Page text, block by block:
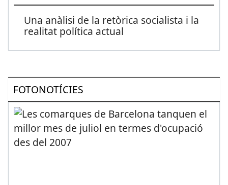
Una anàlisi de la retòrica socialista i la
realitat política actual
FOTONOTÍCIES